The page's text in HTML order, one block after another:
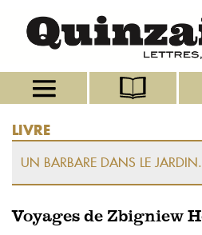
LIVRE
UN BARBARE DANS LE
Voyages de Zbigniew